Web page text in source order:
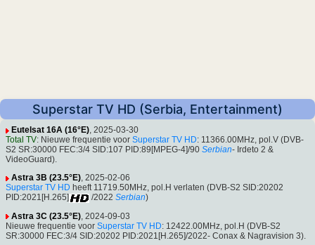
Superstar TV HD (Serbia, Entertainment)
Eutelsat 16A (16°E), 2025-03-30
Total TV: Nieuwe frequentie voor Superstar TV HD: 11366.00MHz, pol.V (DVB-
S2 SR:30000 FEC:3/4 SID:107 PID:89[MPEG-4]/90 Serbian- Irdeto 2 &
VideoGuard).
Astra 3B (23.5°E), 2025-02-06
Superstar TV HD heeft 11719.50MHz, pol.H verlaten (DVB-S2 SID:20202
PID:2021[H.265]
/2022 Serbian)
Astra 3C (23.5°E) , 2024-09-03
Nieuwe frequentie voor Superstar TV HD: 12422.00MHz, pol.H (DVB-S2
SR:30000 FEC:3/4 SID:20202 PID:2021[H.265]/2022- Conax & Nagravision 3).